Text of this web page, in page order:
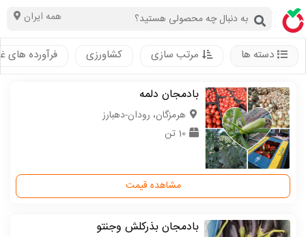
همه ایران
دسته ها مرتب سازی کشاورزی فرآورده های
بادمجان دلمه
هرمزگان، رودان-دهبارز
10 تن
مشاهده قیمت
بادمجان بذرکلش وجنتو